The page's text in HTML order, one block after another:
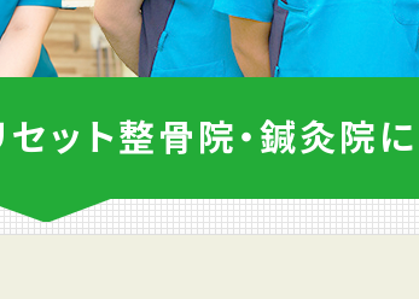
セット整骨院・鍼灸院に